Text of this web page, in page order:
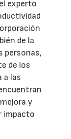
experto
de la
personas,
de los
a las
y
impacto